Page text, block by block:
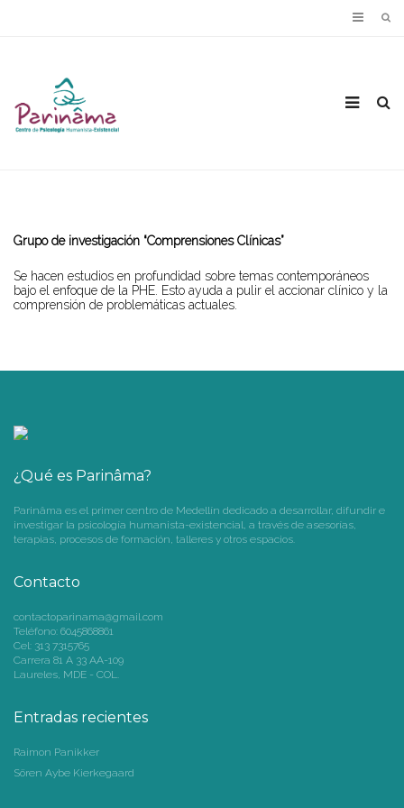
Grupo de investigación “Comprensiones Clínicas”
Se hacen estudios en profundidad sobre temas contemporáneos
bajo el enfoque de la PHE. Esto ayuda a pulir el accionar clínico y la
comprensión de problemáticas actuales.
¿Qué es Parinâma?
Parinâma es el primer centro de Medellín dedicado a desarrollar, difundir e
investigar la psicología humanista-existencial, a través de asesorías,
terapias, procesos de formación, talleres y otros espacios.
Contacto
contactoparinama@gmail.com
Teléfono: 6045868861
Cel: 313 7315765
Carrera 81 A 33 AA-109
Laureles, MDE - COL.
Entradas recientes
Raimon Panikker
Sören Aybe Kierkegaard